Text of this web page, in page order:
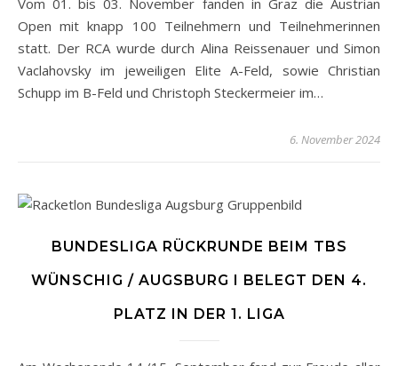
Vom 01. bis 03. November fanden in Graz die Austrian
Open mit knapp 100 Teilnehmern und Teilnehmerinnen
statt. Der RCA wurde durch Alina Reissenauer und Simon
Vaclahovsky im jeweiligen Elite A-Feld, sowie Christian
Schupp im B-Feld und Christoph Steckermeier im…
6. November 2024
BUNDESLIGA RÜCKRUNDE BEIM TBS
WÜNSCHIG / AUGSBURG I BELEGT DEN 4.
PLATZ IN DER 1. LIGA